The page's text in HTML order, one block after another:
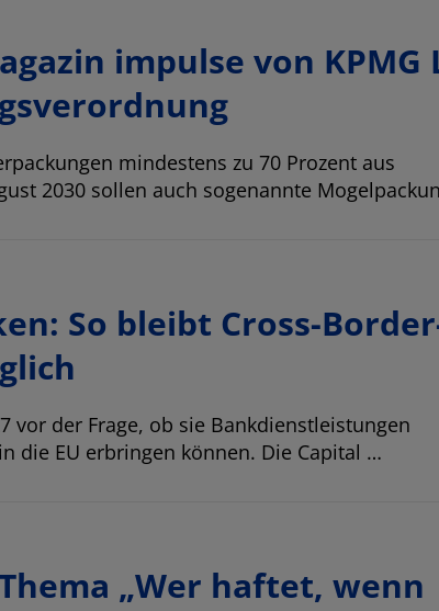
impulse von KPMG
mindestens zu 70 Prozent aus
2030 sollen auch sogenannte
So bleibt Cross-
vor der Frage, ob sie Bankdienstleistungen
die EU erbringen können. Die Capital …
„Wer haftet, wenn